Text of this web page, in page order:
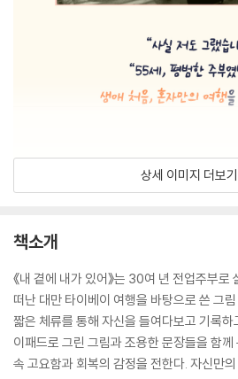
상세 이미지 더보기
책소개
《내 곁에 내가 있어》는 30여 년 전업주부
떠난 대만 타이베이 여행을 바탕으로 쓴 그
짧은 체류를 통해 자신을 들여다보고 기록
이패드로 그린 그림과 조용한 문장들을 함
속 고요함과 회복의 감정을 전한다. 자신만